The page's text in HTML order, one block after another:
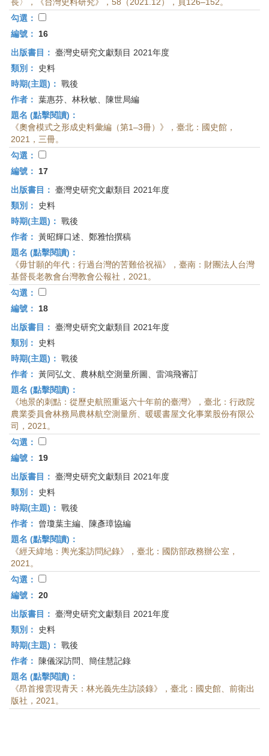
勾選：
編號：
16
出版書目： 臺灣史研究文獻類目 2021年度
類別：
史料
時期(主題)： 戰後
作者： 葉惠芬、林秋敏、陳世局編
題名 (點擊閱讀)：
《奧會模式之形成史料彙編（第1–3冊）》，臺北：國史館，
2021，三冊。
勾選：
編號：
17
出版書目： 臺灣史研究文獻類目 2021年度
類別：
史料
時期(主題)： 戰後
作者： 黃昭輝口述、鄭雅怡撰稿
題名 (點擊閱讀)：
《毋甘願的年代：行過台灣的苦難佮祝福》，臺南：財團法人台灣
基督長老教會台灣教會公報社，2021。
勾選：
編號：
18
出版書目： 臺灣史研究文獻類目 2021年度
類別：
史料
時期(主題)： 戰後
作者： 黃同弘文、農林航空測量所圖、雷鴻飛審訂
題名 (點擊閱讀)：
《地景的刺點：從歷史航照重返六十年前的臺灣》，臺北：行政院
農業委員會林務局農林航空測量所、暖暖書屋文化事業股份有限公
司，2021。
勾選：
編號：
19
出版書目： 臺灣史研究文獻類目 2021年度
類別：
史料
時期(主題)： 戰後
作者：
曾瓊葉主編、陳彥璋協編
題名 (點擊閱讀)：
《經天緯地：輿光案訪問紀錄》，臺北：國防部政務辦公室，
2021。
勾選：
編號： 20
出版書目： 臺灣史研究文獻類目 2021年度
類別：
史料
時期(主題)： 戰後
作者：
陳儀深訪問、簡佳慧記錄
題名 (點擊閱讀)：
《昂首撥雲現青天：林光義先生訪談錄》，臺北：國史館、前衛出
版社，2021。